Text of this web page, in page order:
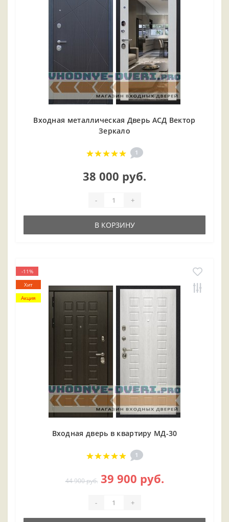
Входная металлическая Дверь АСД Вектор
Зеркало
1
38 000 руб.
- +
В КОРЗИНУ
-11%
Хит
Акция
Входная дверь в квартиру МД-30
1
44 900 руб. 39 900 руб.
- +